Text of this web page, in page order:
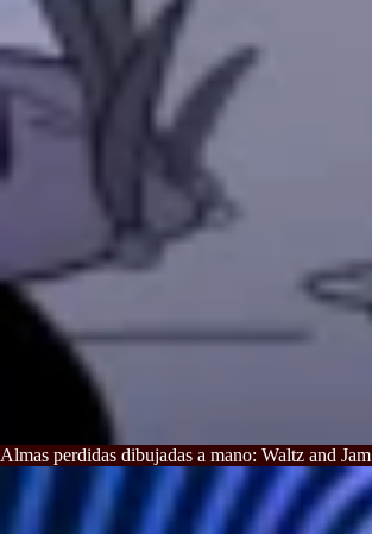
Almas perdidas dibujadas a mano: Waltz and Jam